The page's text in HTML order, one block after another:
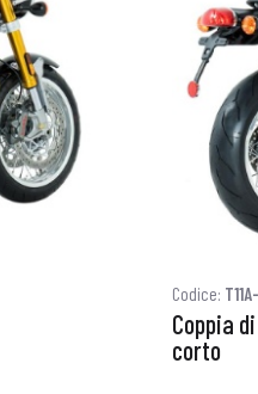
Codice:
Coppia
corto